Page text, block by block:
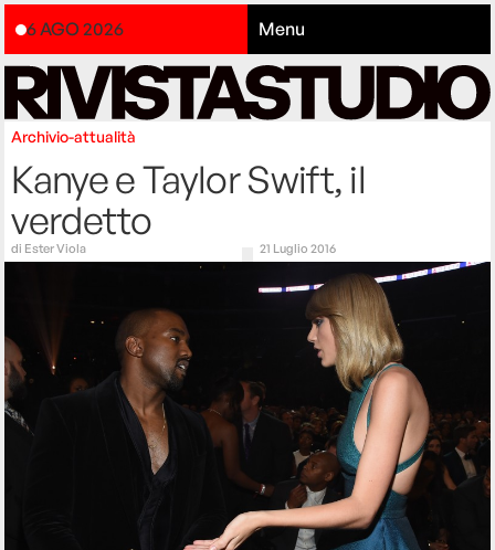
6 AGO 2026 Menu
Archivio-attualità
Kanye e Taylor Swift, il
verdetto
di Ester Viola 21 Luglio 2016